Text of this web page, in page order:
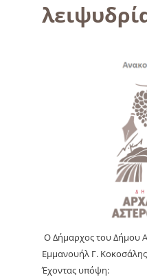
Ο Δήμαρχος του Δήμου
Εμμανουήλ Γ. Κοκοσάλης
Έχοντας υπόψη: